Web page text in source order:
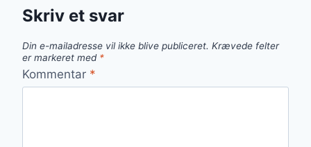
Skriv et svar
Din e-mailadresse vil ikke blive publiceret. Krævede felter
er markeret med *
Kommentar *